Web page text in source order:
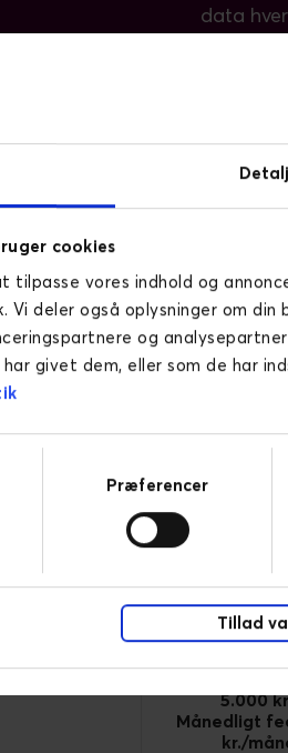
cookies
tilpasse vores indhold og
Vi deler også oplysninger om
og
har givet dem, eller som de har
Præferencer
Tillad
data
til at beslutte, om du
tre
database
BI
betalte
✕
indsigter og
5.000
Månedligt
kr./